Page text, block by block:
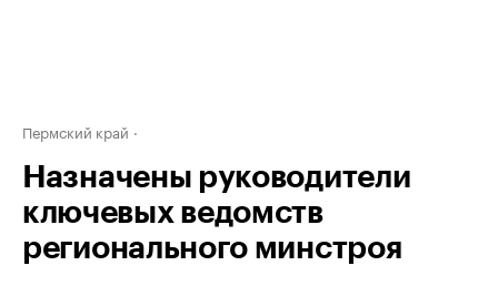
Пермский край
Назначены руководители
ключевых ведомств
регионального минстроя